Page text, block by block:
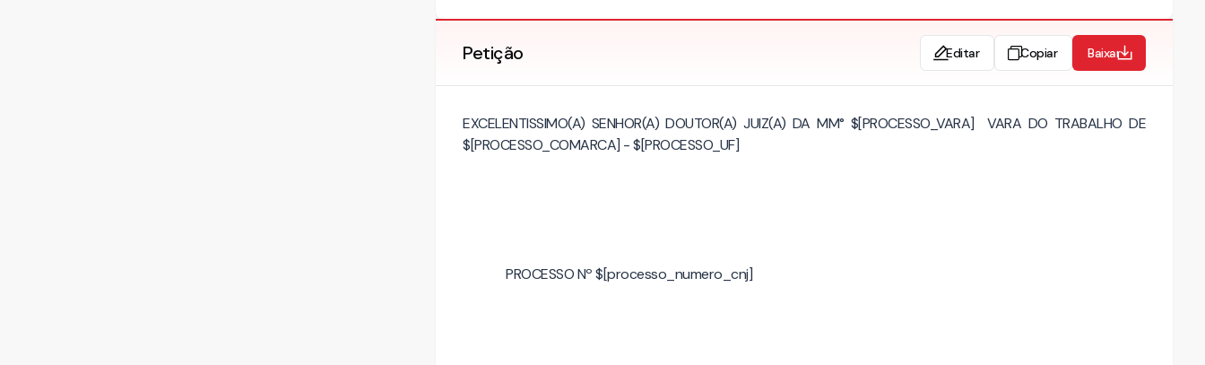
Petição Editar Copiar Baixar
EXCELENTISSIMO(A) SENHOR(A) DOUTOR(A) JUIZ(A) DA MM° $[PROCESSO_VARA] VARA DO TRABALHO DE
$[PROCESSO_COMARCA] - $[PROCESSO_UF]
PROCESSO Nº $[processo_numero_cnj]